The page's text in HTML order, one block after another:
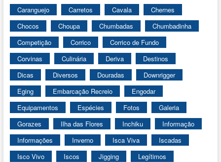
Caranguejo
Carretos Cavala
Chernes
Chocos
Choupa Chumbadas
Chumbadinha
Competição
Corrico
Corrico de Fundo
Corvinas
Culinária Deriva
Destinos
Dicas
Diversos Douradas
Downrigger
Eging
Embarcação Recreio
Engodar
Equipamentos
Espécies Fotos
Galeria
Gorazes
Ilha das Flores Inchiku
Informação
Informações
Inverno Isca Viva
Iscadas
Isco Vivo
Iscos Jigging
Legítimos